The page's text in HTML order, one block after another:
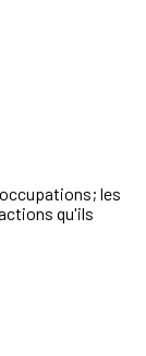
les
qu'ils